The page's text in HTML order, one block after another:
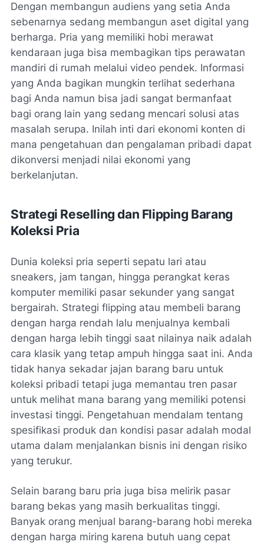
Dengan membangun audiens yang setia Anda
sebenarnya sedang membangun aset digital yang
berharga. Pria yang memiliki hobi merawat
kendaraan juga bisa membagikan tips perawatan
mandiri di rumah melalui video pendek. Informasi
yang Anda bagikan mungkin terlihat sederhana
bagi Anda namun bisa jadi sangat bermanfaat
bagi orang lain yang sedang mencari solusi atas
masalah serupa. Inilah inti dari ekonomi konten di
mana pengetahuan dan pengalaman pribadi dapat
dikonversi menjadi nilai ekonomi yang
berkelanjutan.
Strategi Reselling dan Flipping Barang
Koleksi Pria
Dunia koleksi pria seperti sepatu lari atau
sneakers, jam tangan, hingga perangkat keras
komputer memiliki pasar sekunder yang sangat
bergairah. Strategi flipping atau membeli barang
dengan harga rendah lalu menjualnya kembali
dengan harga lebih tinggi saat nilainya naik adalah
cara klasik yang tetap ampuh hingga saat ini. Anda
tidak hanya sekadar jajan barang baru untuk
koleksi pribadi tetapi juga memantau tren pasar
untuk melihat mana barang yang memiliki potensi
investasi tinggi. Pengetahuan mendalam tentang
spesifikasi produk dan kondisi pasar adalah modal
utama dalam menjalankan bisnis ini dengan risiko
yang terukur.
Selain barang baru pria juga bisa melirik pasar
barang bekas yang masih berkualitas tinggi.
Banyak orang menjual barang-barang hobi mereka
dengan harga miring karena butuh uang cepat